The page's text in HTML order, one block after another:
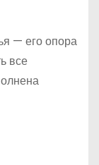
— его опора
все